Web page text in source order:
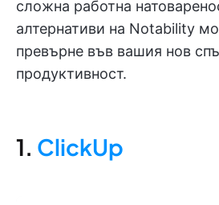
сложна работна
алтернативи на Notability
превърне във вашия нов
продуктивност.
1. ClickUp